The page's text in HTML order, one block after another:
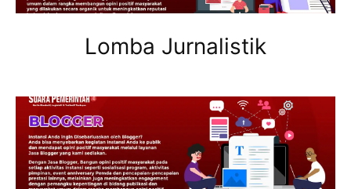
Lomba Jurnalistik